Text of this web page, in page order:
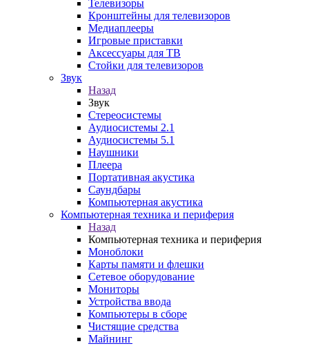
Телевизоры
Кронштейны для телевизоров
Медиаплееры
Игровые приставки
Аксессуары для ТВ
Стойки для телевизоров
Звук
Назад
Звук
Стереосистемы
Аудиосистемы 2.1
Аудиосистемы 5.1
Наушники
Плеера
Портативная акустика
Саундбары
Компьютерная акустика
Компьютерная техника и периферия
Назад
Компьютерная техника и периферия
Моноблоки
Карты памяти и флешки
Сетевое оборудование
Мониторы
Устройства ввода
Компьютеры в сборе
Чистящие средства
Майнинг